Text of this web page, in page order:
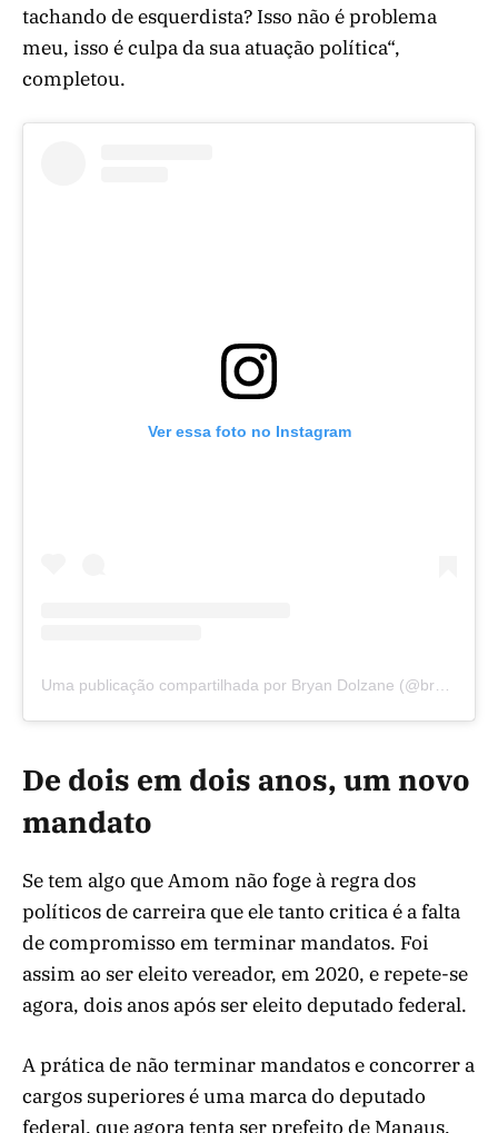
tachando de esquerdista? Isso não é problema
meu, isso é culpa da sua atuação política“,
completou.
Ver essa foto no Instagram
Uma publicação compartilhada por Bryan Dolzane (@bryandolzaneam)
De dois em dois anos, um novo
mandato
Se tem algo que Amom não foge à regra dos
políticos de carreira que ele tanto critica é a falta
de compromisso em terminar mandatos. Foi
assim ao ser eleito vereador, em 2020, e repete-se
agora, dois anos após ser eleito deputado federal.
A prática de não terminar mandatos e concorrer a
cargos superiores é uma marca do deputado
federal, que agora tenta ser prefeito de Manaus,